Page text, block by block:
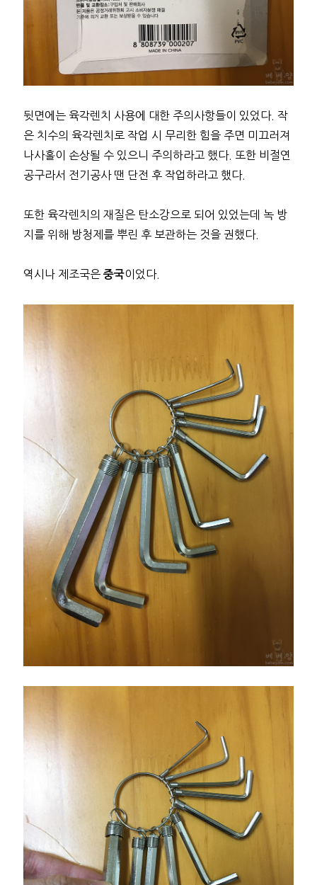
뒷면에는 육각렌치 사용에 대한 주의사항들이 있었다. 작
은 치수의 육각렌치로 작업 시 무리한 힘을 주면 미끄러져
나사홀이 손상될 수 있으니 주의하라고 했다. 또한 비절연
공구라서 전기공사 땐 단전 후 작업하라고 했다.
또한 육각렌치의 재질은 탄소강으로 되어 있었는데 녹 방
지를 위해 방청제를 뿌린 후 보관하는 것을 권했다.
역시나 제조국은 중국이었다.